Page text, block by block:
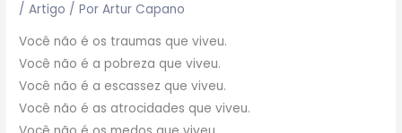
/Artigo / PorArtur Capano
Você não é os traumas que viveu.
Você não é a pobreza que viveu.
Você não é a escassez que viveu.
Você não é as atrocidades que viveu.